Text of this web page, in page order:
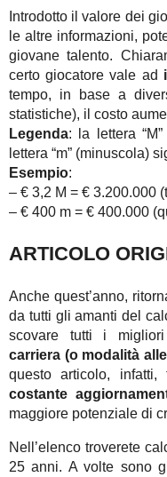
Introdotto il valore dei
le altre informazioni,
giovane talento.
certo giocatore vale ad
tempo, in base a
statistiche), il costo
Legenda: la lettera
lettera “m” (minuscola)
Esempio:
– € 3,2 M = € 3.200.000
– € 400 m = € 400.000
ARTICOLO
Anche quest’anno,
da tutti gli amanti del
scovare tutti i
carriera (o modalità
questo articolo, infatti,
costante
maggiore potenziale di
Nell’elenco troverete
25 anni. A volte sono